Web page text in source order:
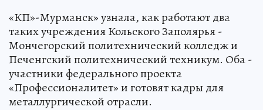
«КП»-Мурманск» узнала, как работают два
таких учреждения Кольского Заполярья -
Мончегорский политехнический колледж и
Печенгский политехнический техникум. Оба -
участники федерального проекта
«Профессионалитет» и готовят кадры для
металлургической отрасли.